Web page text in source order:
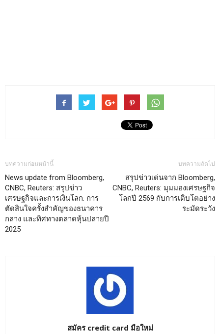
บทความก่อนหน้านี้
News update from Bloomberg,
CNBC, Reuters: สรุปข่าว
เศรษฐกิจและการเงินโลก: การ
ตัดสินใจครั้งสำคัญของธนาคาร
กลาง และทิศทางตลาดหุ้นปลายปี
2025
บทความถัดไป
สรุปข่าวเด่นจาก Bloomberg,
CNBC, Reuters: มุมมองเศรษฐกิจ
โลกปี 2569 กับการเติบโตอย่าง
ระมัดระวัง
สมัคร credit card มือใหม่